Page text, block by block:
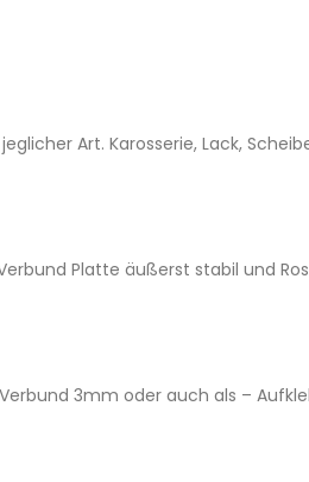
Art. Karosserie, Lack,
Platte äußerst stabil und
3mm oder auch als –